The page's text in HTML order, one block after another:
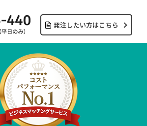
発注したい方はこちら